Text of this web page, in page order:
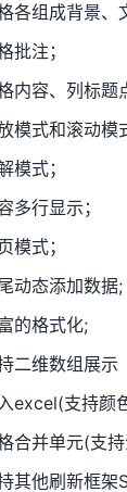
各组成背景、
批注；
内容、列标题
模式和滚动模
模式；
多行显示；
模式；
动态添加数据;
的格式化;
二维数组展示
excel(支持颜
合并单元(支
其他刷新框架